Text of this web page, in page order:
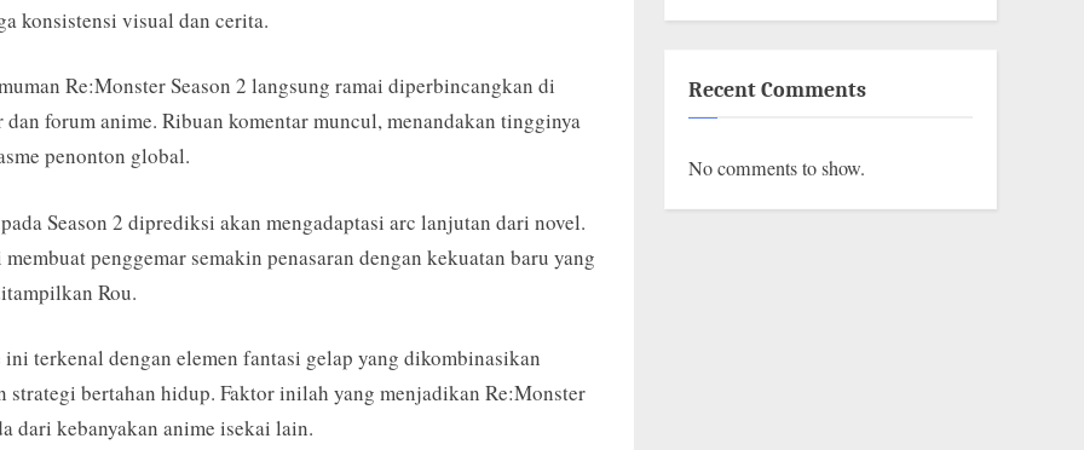
konsistensi visual dan cerita.
Re:Monster Season 2 langsung ramai diperbincangkan di
dan forum anime. Ribuan komentar muncul, menandakan tingginya
penonton global.
Season 2 diprediksi akan mengadaptasi arc lanjutan dari novel.
penggemar semakin penasaran dengan kekuatan baru yang
Rou.
terkenal dengan elemen fantasi gelap yang dikombinasikan
strategi bertahan hidup. Faktor inilah yang menjadikan Re:Monster
dari kebanyakan anime isekai lain.
Recent Comments
No comments to show.